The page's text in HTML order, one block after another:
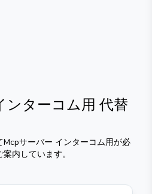
ンターコム用 代替
Mcpサーバー インターコム用が必
内しています。